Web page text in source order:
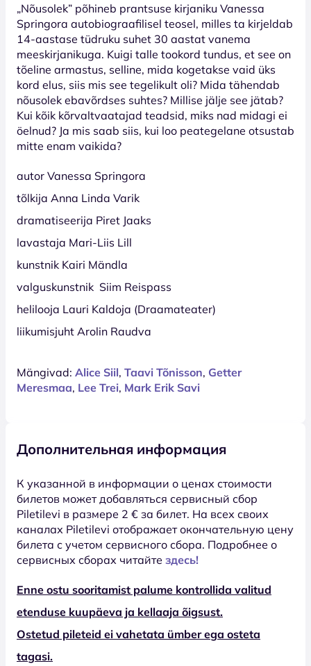
„Nõusolek” põhineb prantsuse kirjaniku Vanessa
Springora autobiograafilisel teosel, milles ta kirjeldab
14-aastase tüdruku suhet 30 aastat vanema
meeskirjanikuga. Kuigi talle tookord tundus, et see on
tõeline armastus, selline, mida kogetakse vaid üks
kord elus, siis mis see tegelikult oli? Mida tähendab
nõusolek ebavõrdses suhtes? Millise jälje see jätab?
Kui kõik kõrvaltvaatajad teadsid, miks nad midagi ei
öelnud? Ja mis saab siis, kui loo peategelane otsustab
mitte enam vaikida?
autor Vanessa Springora
tõlkija Anna Linda Varik
dramatiseerija Piret Jaaks
lavastaja Mari-Liis Lill
kunstnik Kairi Mändla
valguskunstnik Siim Reispass
helilooja Lauri Kaldoja (Draamateater)
liikumisjuht Arolin Raudva
Mängivad: Alice Siil, Taavi Tõnisson, Getter
Meresmaa, Lee Trei, Mark Erik Savi
Дополнительная информация
К указанной в информации о ценах стоимости
билетов может добавляться сервисный сбор
Piletilevi в размере 2 € за билет. На всех своих
каналах Piletilevi отображает окончательную цену
билета с учетом сервисного сбора. Подробнее о
сервисных сборах читайте здесь!
Enne ostu sooritamist palume kontrollida valitud
etenduse kuupäeva ja kellaaja õigsust.
Ostetud pileteid ei vahetata ümber ega osteta
tagasi.